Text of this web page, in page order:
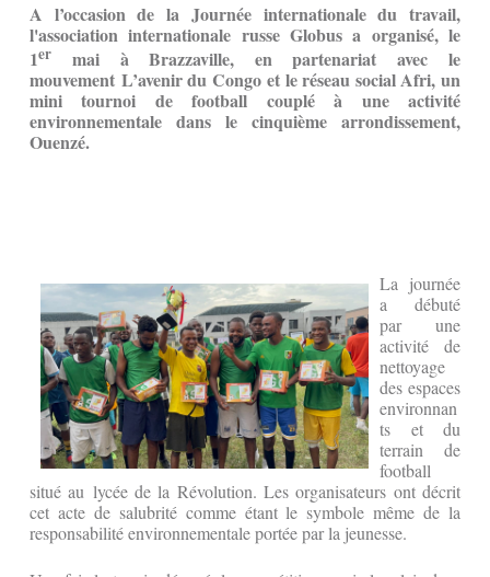
A l’occasion de la Journée internationale du travail,
l'association internationale russe Globus a organisé, le
1er mai à Brazzaville, en partenariat avec le
mouvement L’avenir du Congo et le réseau social Afri, un
mini tournoi de football couplé à une activité
environnementale dans le cinquième arrondissement,
Ouenzé.
La journée
a débuté
par une
activité de
nettoyage
des espaces
environnan
ts et du
terrain de
football
situé au lycée de la Révolution. Les organisateurs ont décrit
cet acte de salubrité comme étant le symbole même de la
responsabilité environnementale portée par la jeunesse.